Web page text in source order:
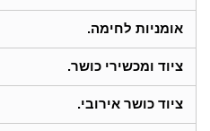
אומניות לחימה.
ציוד ומכשירי כושר.
ציוד כושר אירובי.